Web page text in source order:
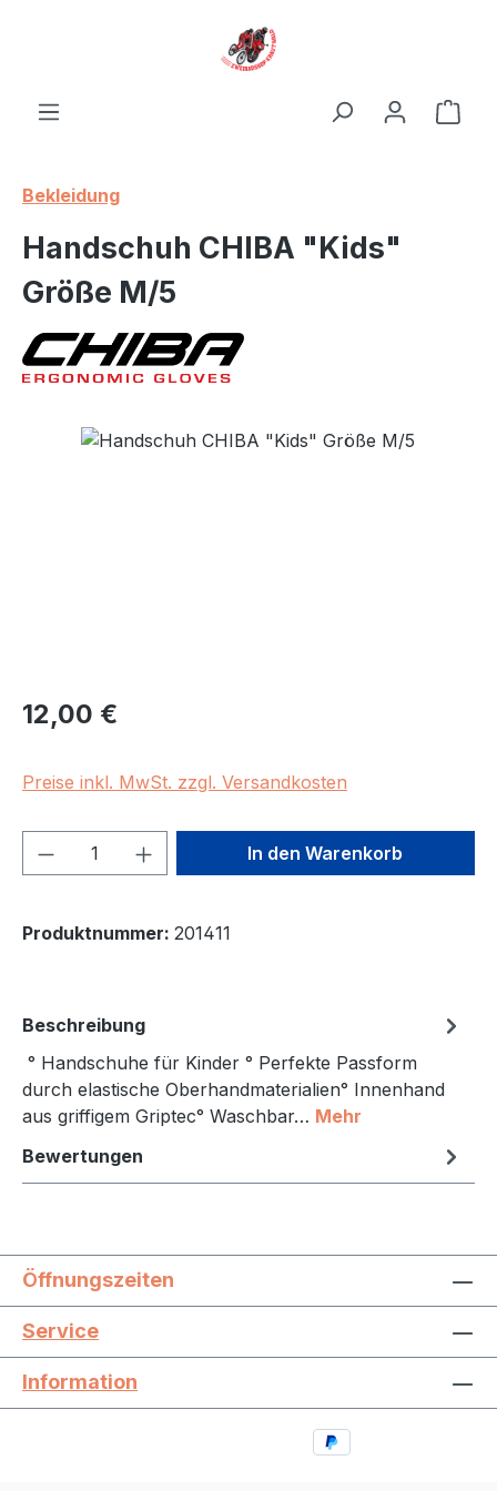
Bekleidung
Handschuh CHIBA "Kids"
Größe M/5
Bildergalerie überspringen
Regulärer Preis:
12,00 €
Preise inkl. MwSt. zzgl. Versandkosten
Produkt Anzahl: Gib denIn den Warenkorb
Produktnummer: 201411
Beschreibung
° Handschuhe für Kinder ° Perfekte Passform
durch elastische Oberhandmaterialien° Innenhand
aus griffigem Griptec° Waschbar… Mehr
Bewertungen
Öffnungszeiten
Service
Information